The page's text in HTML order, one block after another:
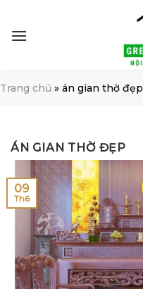
content
Trang chủ » án gian thờ đẹp
ÁN GIAN THỜ ĐẸP
09
Th6